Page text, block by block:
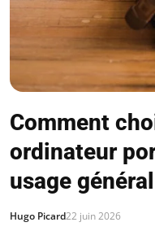
Comment
ordinateur
usage
Hugo Picard22 juin 2026